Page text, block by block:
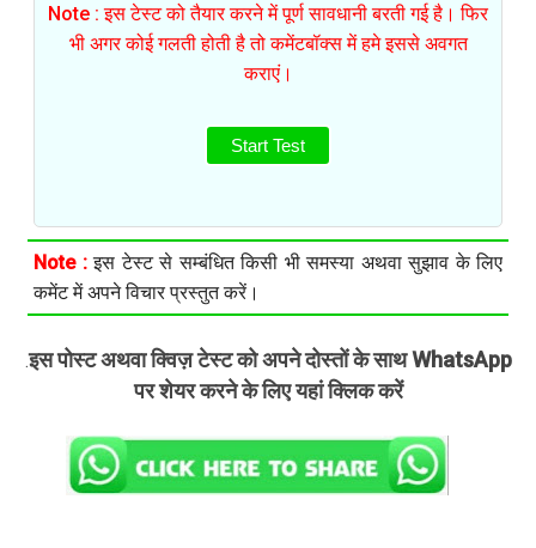
Note : इस टेस्ट को तैयार करने में पूर्ण सावधानी बरती गई है। फिर
भी अगर कोई गलती होती है तो कमेंटबॉक्स में हमे इससे अवगत
कराएं।
Start Test
Note :इस टेस्ट से सम्बंधित किसी भी समस्या अथवा सुझाव के लिए
कमेंट में अपने विचार प्रस्तुत करें।
.इस पोस्ट अथवा क्विज़ टेस्ट को अपने दोस्तों के साथ WhatsApp
पर शेयर करने के लिए यहां क्लिक करें